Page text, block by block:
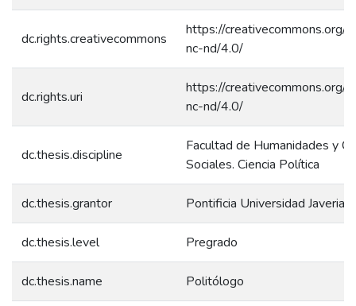
dc.rights.creativecommons
https://creativecommons.org/
nc-nd/4.0/
dc.rights.uri
https://creativecommons.org/
nc-nd/4.0/
dc.thesis.discipline
Facultad de Humanidades y
Sociales. Ciencia Política
dc.thesis.grantor Pontificia Universidad
dc.thesis.level Pregrado
dc.thesis.name Politólogo